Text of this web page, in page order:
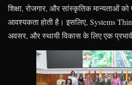
शिक्षा, रोजगार, और सांस्कृतिक मान्यताओं
आवश्यकता होती है। इसलिए, Systems
अवसर, और स्थायी विकास के लिए एक